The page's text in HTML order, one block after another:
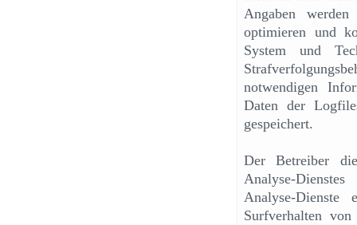
Angaben
optimieren und
System und
notwendigen
Daten der
gespeichert.
Der Betreiber
Analyse-
Analyse-
Surfverhalten